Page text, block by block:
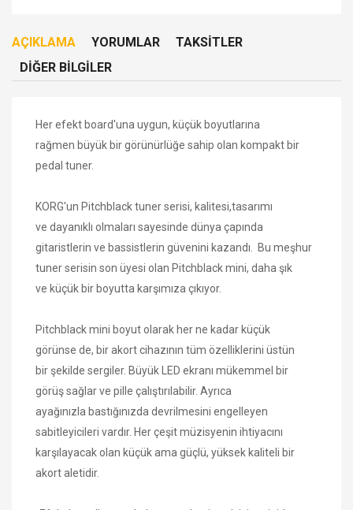
AÇIKLAMA YORUMLAR
TAKSITLER
DIĞER BILGILER
Her efekt board'una uygun, küçük boyutlarına
rağmen büyük bir görünürlüğe sahip olan kompakt bir
pedal tuner.
KORG'un Pitchblack tuner serisi, kalitesi,tasarımı
ve dayanıklı olmaları sayesinde dünya çapında
gitaristlerin ve bassistlerin güvenini kazandı. Bu meşhur
tuner serisin son üyesi olan Pitchblack mini, daha şık
ve küçük bir boyutta karşımıza çıkıyor.
Pitchblack mini boyut olarak her ne kadar küçük
görünse de, bir akort cihazının tüm özelliklerini üstün
bir şekilde sergiler. Büyük LED ekranı mükemmel bir
görüş sağlar ve pille çalıştırılabilir. Ayrıca
ayağınızla bastığınızda devrilmesini engelleyen
sabitleyicileri vardır. Her çeşit müzisyenin ihtiyacını
karşılayacak olan küçük ama güçlü, yüksek kaliteli bir
akort aletidir.